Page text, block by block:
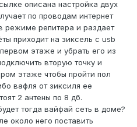
описана настройка двух
по проводам интернет
режиме репитера и раздает
приходит на зиксель с usb
этаже и убрать его из
вторую точку и
этаже чтобы пройти пол
вафля от зиксиля ее
2 антены по 8 дб.
тогда вайфай сеть в доме?
около него поставить